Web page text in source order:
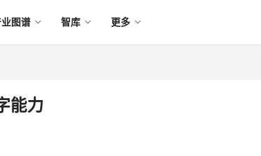
业图谱 智库 更多
能力